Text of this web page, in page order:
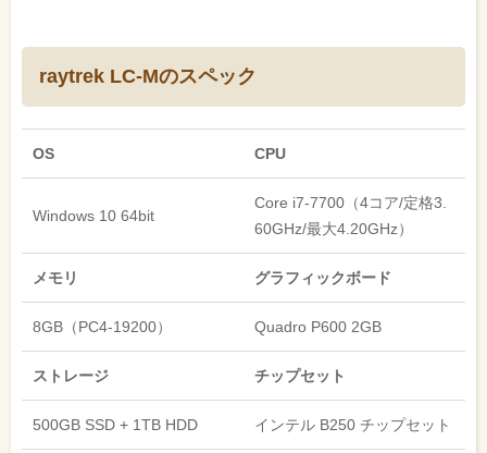
raytrek LC-Mのスペック
OS CPU
Windows 10 64bit
Core i7-7700（4コア/定格3.
60GHz/最大4.20GHz）
メモリ グラフィックボード
8GB（PC4-19200） Quadro P600 2GB
ストレージ チップセット
500GB SSD + 1TB HDD インテル B250 チップセット